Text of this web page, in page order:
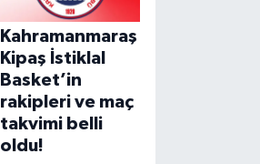
Kahramanmaraş
Kipaş İstiklal
Basket’in
rakipleri ve maç
takvimi belli
oldu!